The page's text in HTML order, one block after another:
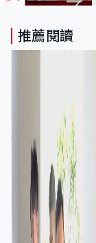
推薦閱讀